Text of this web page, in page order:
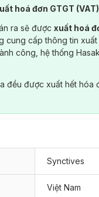
hoá đơn GTGT
ra sẽ được xuất hoá
cung cấp thông tin
công, hệ thống
đều được xuất hết hóa
Synctives
Việt Nam